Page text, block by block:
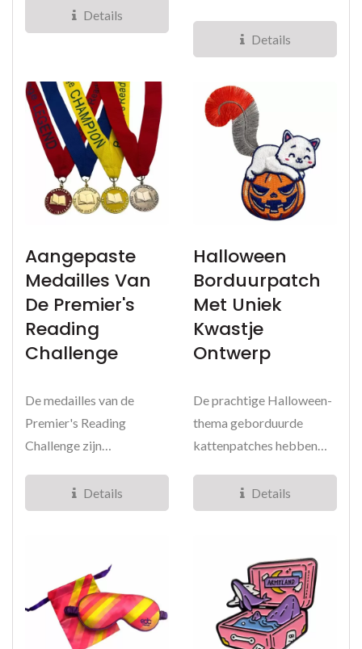
Details
om de spons...Details
Aangepaste
Medailles Van
De Premier's
Reading
Challenge
De medailles van de
Premier's Reading
Challenge zijn
hoogwaardig geslagen
messing,...
Details
Halloween
Borduurpatch
Met Uniek
Kwastje
Ontwerp
De prachtige Halloween-
thema geborduurde
kattenpatches hebben
Details